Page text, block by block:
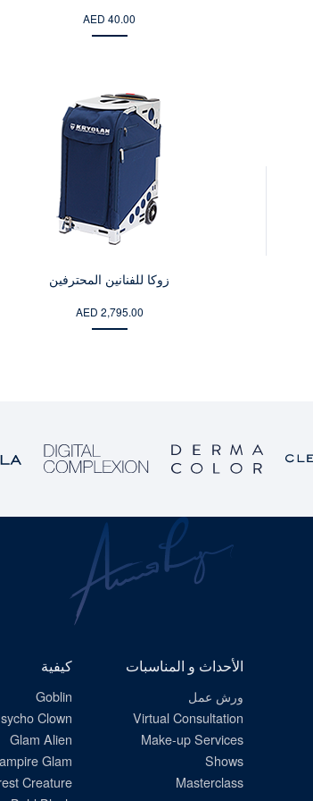
AED 40.00
زوكا للفنانين المحترفين
AED 2,795.00
الأحداث و المناسبات
ورش عمل
Virtual Consultation
Make-up Services
Shows
Masterclass
كيفية
Goblin
Clown
Glam Alien
Glam
Creature